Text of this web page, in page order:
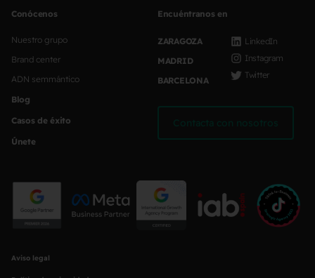
Conócenos
Nuestro grupo
Brand center
ADN semmántico
Blog
Casos de éxito
Únete
Encuéntranos en
ZARAGOZA
MADRID
BARCELONA
LinkedIn
Instagram
Twitter
Aviso legal